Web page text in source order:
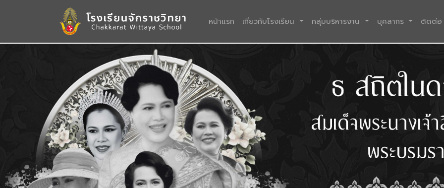
หน้าแรก (current)
เกี่ยวกับโรงเรียน กลุ่มบริหารงาน บุคลากร ติดต่อ